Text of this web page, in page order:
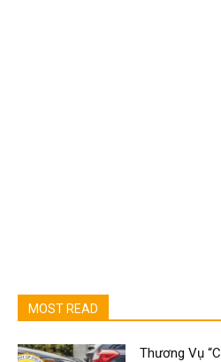
MOST READ
Thương Vụ